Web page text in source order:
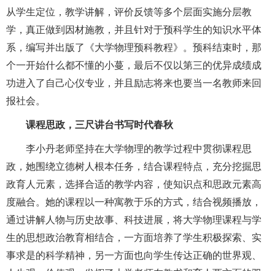
从学生定位，教学讲解，评价反馈等多个层面实施分层教
学，真正做到因材施教，并且针对于预科学生的知识水平体
系，编写并出版了《大学物理预科教程》。预科结束时，那
个一开始什么都不懂的小蔓，最后不仅以第三的优异成绩成
功进入了自己心仪专业，并且励志将来也要当一名教师来回
报社会。
课程思政，三尺讲台书写时代春秋
李小丹老师坚持在大学物理的教学过程中贯彻课程思
政，她围绕立德树人根本任务，结合课程特点，充分挖掘思
政育人元素，选择合适的教学内容，使知识点和思政元素高
度融合。她的课程以一种寓教于乐的方式，结合视频播放，
通过讲解人物与历史故事、科技进展，将大学物理课程与学
生的思想政治教育相结合，一方面培养了学生积极探索、实
事求是的科学精神，另一方面也向学生传达正确的世界观、